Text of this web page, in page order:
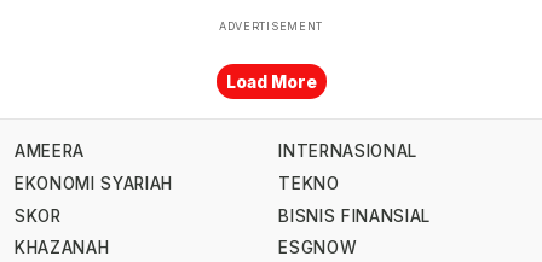
Load More
AMEERA
EKONOMI SYARIAH
SKOR
KHAZANAH
INTERNASIONAL
TEKNO
BISNIS FINANSIAL
ESGNOW